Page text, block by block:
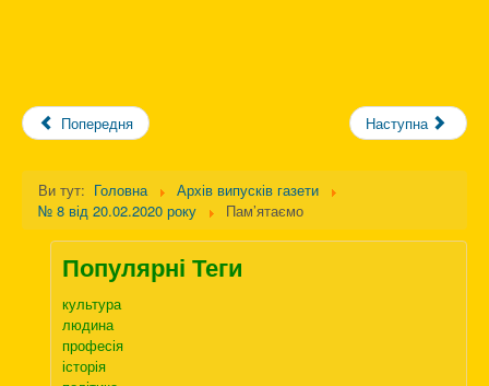
Попередня Наступна
Ви тут: Головна
Архів випусків газети
№ 8 від 20.02.2020 року
Пам’ятаємо
Популярні Теги
культура
людина
професія
історія